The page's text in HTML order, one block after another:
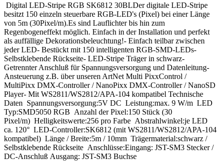
Digital LED-Stripe RGB SK6812 30BLDer digitale LED-Stripe
besitzt 150 einzeln steuerbare RGB-LED's (Pixel) bei einer Länge
von 5m (30Pixel/m).Es sind Lauflichter bis hin zum
Regenbogeneffekt möglich. Einfach in der Installation und perfekt
als auffällige Dekorationsbeleuchtung!- Einfach teilbar zwischen
jeder LED- Bestückt mit 150 intelligenten RGB-SMD-LEDs-
Selbstklebende Rückseite- LED-Stripe Träger in schwarz-
Getrennter Anschluß für Spannungsversorgung und Datenleitung-
Ansteuerung z.B. über unseren ArtNet Multi PixxControl /
MultiPixx DMX-Controller / NanoPixx DMX-Controller / NanoSD
Player- Mit WS2811/WS2812/APA-104 kompatibel Technische
Daten Spannungsversorgung:5V DC Leistung:max. 9 W/m LED
Typ:SMD5050 RGB Anzahl der Pixel:150 Stück (30
Pixel/m) Helligkeitswerte:256 pro Farbe Abstrahlwinkel:je LED
ca. 120° LED-Controller:SK6812 (mit WS2811/WS2812/APA-104
kompatibel) Länge / Breite:5m / 10mm Trägermaterial:schwarz /
Selbstklebende Rückseite Anschlüsse:Eingang: JST-SM3 Stecker /
DC-Anschluß Ausgang: JST-SM3 Buchse